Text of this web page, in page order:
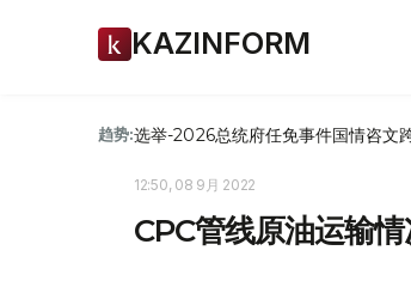
KAZINFORM
趋势:选举-2026总统府任免事件国情咨文
12:50, 08 9月 2022
CPC管线原油运输